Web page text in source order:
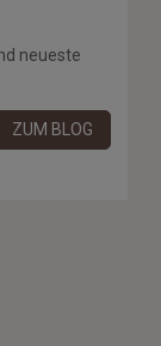
neueste
ZUM BLOG